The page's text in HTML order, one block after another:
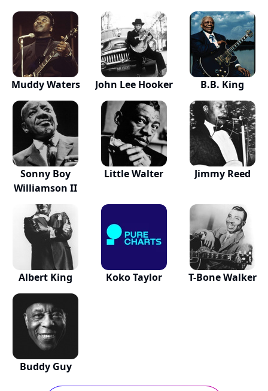
Muddy Waters John Lee Hooker B.B. King
Sonny Boy
Williamson II
Little Walter Jimmy Reed
Albert King Koko Taylor T-Bone Walker
Buddy Guy